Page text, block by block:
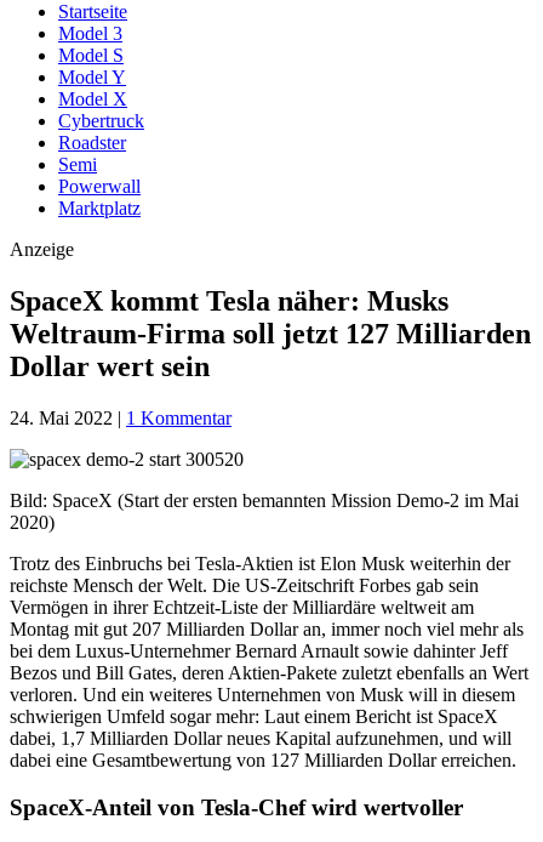
Startseite
Model 3
Model S
Model Y
Model X
Cybertruck
Roadster
Semi
Powerwall
Marktplatz
Anzeige
SpaceX kommt Tesla näher: Musks
Weltraum-Firma soll jetzt 127 Milliarden
Dollar wert sein
24. Mai 2022 | 1 Kommentar
Bild: SpaceX (Start der ersten bemannten Mission Demo-2 im Mai
2020)
Trotz des Einbruchs bei Tesla-Aktien ist Elon Musk weiterhin der
reichste Mensch der Welt. Die US-Zeitschrift Forbes gab sein
Vermögen in ihrer Echtzeit-Liste der Milliardäre weltweit am
Montag mit gut 207 Milliarden Dollar an, immer noch viel mehr als
bei dem Luxus-Unternehmer Bernard Arnault sowie dahinter Jeff
Bezos und Bill Gates, deren Aktien-Pakete zuletzt ebenfalls an Wert
verloren. Und ein weiteres Unternehmen von Musk will in diesem
schwierigen Umfeld sogar mehr: Laut einem Bericht ist SpaceX
dabei, 1,7 Milliarden Dollar neues Kapital aufzunehmen, und will
dabei eine Gesamtbewertung von 127 Milliarden Dollar erreichen.
SpaceX-Anteil von Tesla-Chef wird wertvoller